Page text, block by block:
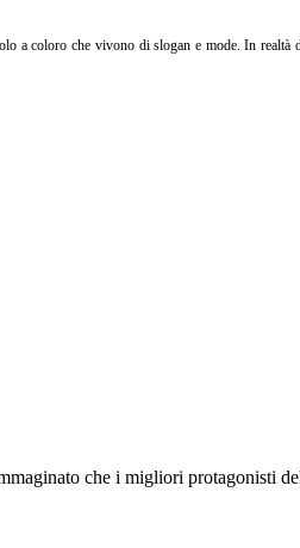
coloro che vivono di slogan e mode. In
che i migliori protagonisti